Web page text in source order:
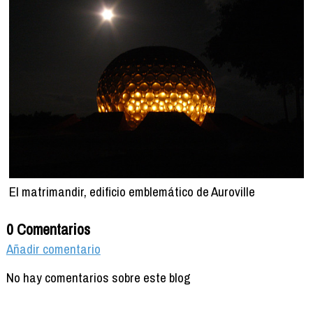
El matrimandir, edificio emblemático de Auroville
0 Comentarios
Añadir comentario
No hay comentarios sobre este blog